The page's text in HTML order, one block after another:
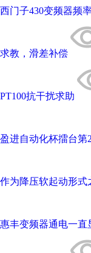
西门子430变频器频
求教，滑差补偿
PT100抗干扰求助
盈进自动化杯擂台
作为降压软起动形式
惠丰变频器通电一直